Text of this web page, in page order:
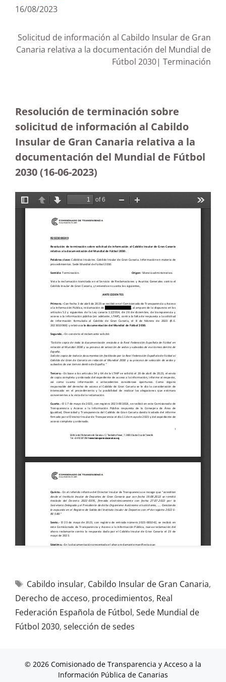
16/08/2023
Solicitud de información al Cabildo Insular de Gran
Canaria relativa a la documentación del Mundial de
Fútbol 2030| Terminación
Resolución de terminación sobre
solicitud de información al Cabildo
Insular de Gran Canaria relativa a la
documentación del Mundial de Fútbol
2030 (16-06-2023)
Cabildo insular, Cabildo Insular de Gran Canaria,
Derecho de acceso, procedimientos, Real
Federación Española de Fútbol, Sede Mundial de
Fútbol 2030, selección de sedes
© 2026 Comisionado de Transparencia y Acceso a la
Información Pública de Canarias